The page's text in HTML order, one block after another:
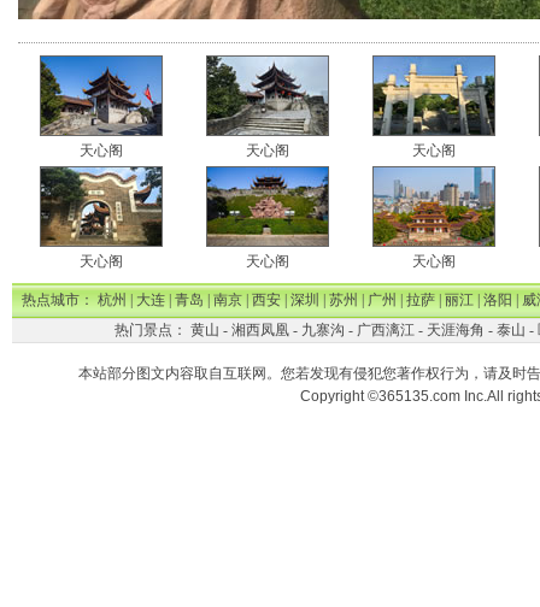
天心阁 天心阁 天心阁
天心阁 天心阁 天心阁
热点城市：杭州|大连|青岛|南京|西安|深圳|苏州|广州|拉萨|丽江|洛阳|威
热门景点： 黄山 - 湘西凤凰- 九寨沟 - 广西漓江- 天涯海角 - 泰山 -
本站部分图文内容取自互联网。您若发现有侵犯您著作权行为，请及时
Copyright ©365135.com Inc.All